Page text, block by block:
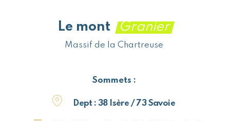
Le montGranier
Massif de la Chartreuse
Sommets :
Dept : 38 Isère / 73 Savoie